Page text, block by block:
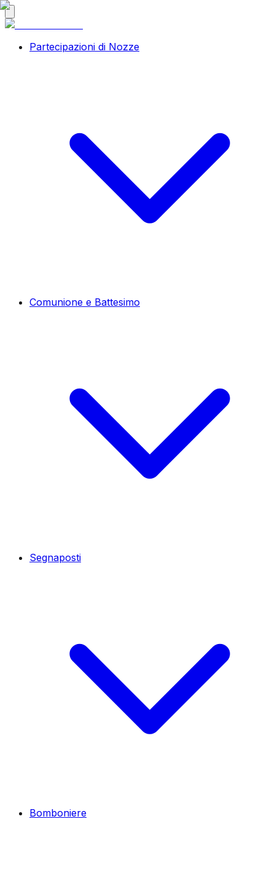
Partecipazioni di Nozze
Comunione e Battesimo
Segnaposti
Bomboniere